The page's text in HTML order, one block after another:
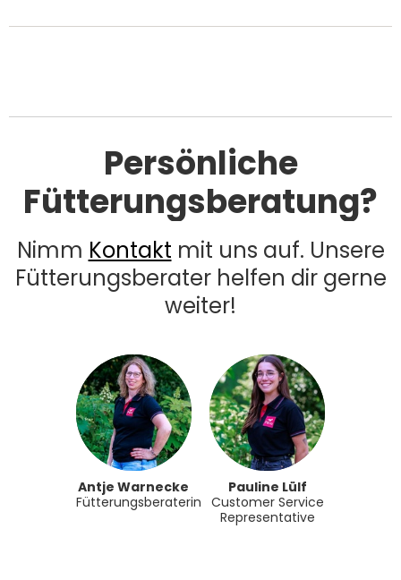
Persönliche
Fütterungsberatung?
Nimm Kontakt mit uns auf. Unsere
Fütterungsberater helfen dir gerne
weiter!
Antje Warnecke
Fütterungsberaterin
Pauline Lülf
Customer Service
Representative